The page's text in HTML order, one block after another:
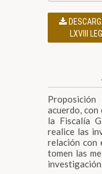
LXVIII
acuerdo,
la Fiscalía
realice las
relación con
tomen las